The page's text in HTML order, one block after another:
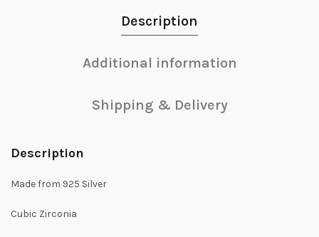
Description
Additional information
Shipping & Delivery
Description
Made from 925 Silver
Cubic Zirconia